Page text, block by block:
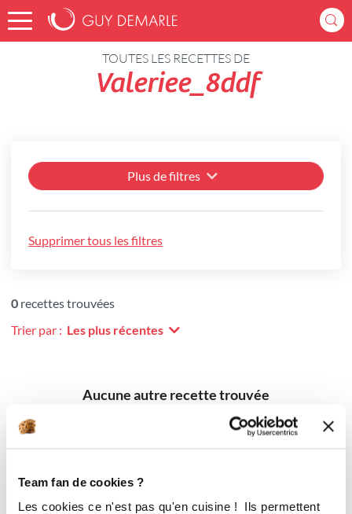
Team fan de cookies ?
Les cookies ce n'est pas qu'en cuisine ! Ils permettent
Accueil Recettes
TOUTES LES RECETTES DE
Valeriee_8ddf
Plus de filtres
Supprimer tous les filtres
0 recettes trouvées
Trier par : Les plus récentes
Aucune autre recette trouvée